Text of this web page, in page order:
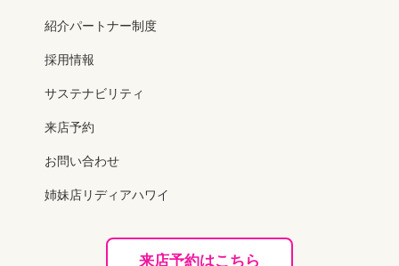
紹介パートナー制度
採用情報
サステナビリティ
来店予約
お問い合わせ
姉妹店リディアハワイ
来店予約はこちら